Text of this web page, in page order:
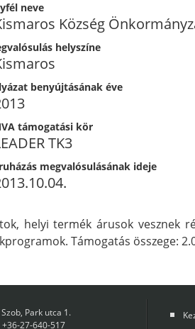
neve
Község
helyszíne
benyújtásának éve
támogatási kör
TK3
megvalósulásának ideje
helyi termék árusok vesznek
Támogatás összege:
Park utca 1.
+36-27-640-517